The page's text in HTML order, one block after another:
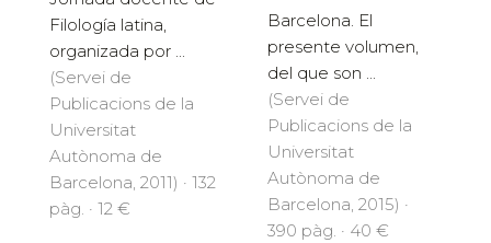
Filología latina,
organizada por ...
(Servei de
Publicacions de la
Universitat
Autònoma de
Barcelona, 2011) · 132
pàg. · 12 €
Barcelona. El
presente volumen,
del que son ...
(Servei de
Publicacions de la
Universitat
Autònoma de
Barcelona, 2015) ·
390 pàg. · 40 €